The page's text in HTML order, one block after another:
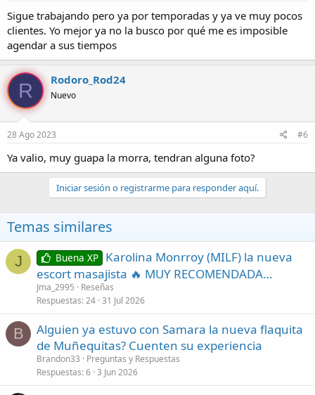
Sigue trabajando pero ya por temporadas y ya ve muy pocos
clientes. Yo mejor ya no la busco por qué me es imposible
agendar a sus tiempos
R Rodoro_Rod24
Nuevo
28 Ago 2023 #6
Ya valio, muy guapa la morra, tendran alguna foto?
Iniciar sesión o registrarme para responder aquí.
Temas similares
J Buena XP Karolina Monrroy (MILF) la nueva
escort masajista 🔥 MUY RECOMENDADA…
Jma_2995
Reseñas
Respuestas 24 31 Jul 2026
B
Alguien ya estuvo con Samara la nueva flaquita
de Muñequitas? Cuenten su experiencia
Brandon33
Preguntas y Respuestas
Respuestas 6 3 Jun 2026